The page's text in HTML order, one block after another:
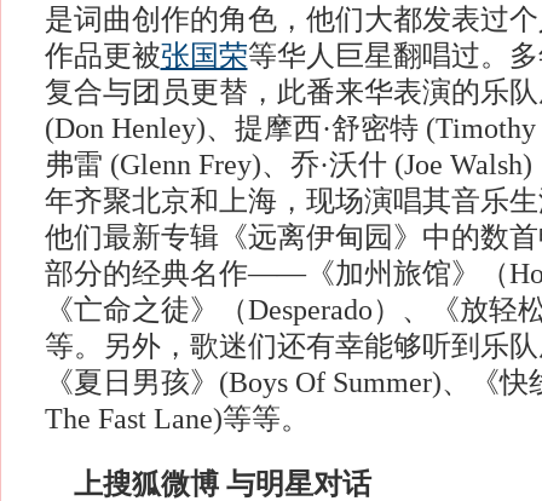
是词曲创作的角色，他们大都发表过
作品更被张国荣等华人巨星翻唱过。
复合与团员更替，此番来华表演的乐
(Don Henley)、提摩西·舒密特
弗雷 (Glenn Frey)、乔·沃什 (Joe
年齐聚北京和上海，现场演唱其音乐
他们最新专辑《远离伊甸园》中的数
部分的经典名作——《加州旅馆》（
《亡命之徒》（Desperado）、《放轻
等。另外，歌迷们还有幸能够听到乐
《夏日男孩》(Boys Of Summer)、《
The Fast Lane)等等。
上搜狐微博 与明星对话